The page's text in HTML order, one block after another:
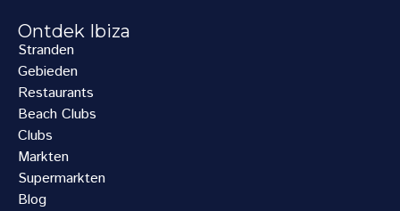
Ontdek Ibiza
Stranden
Gebieden
Restaurants
Beach Clubs
Clubs
Markten
Supermarkten
Blog